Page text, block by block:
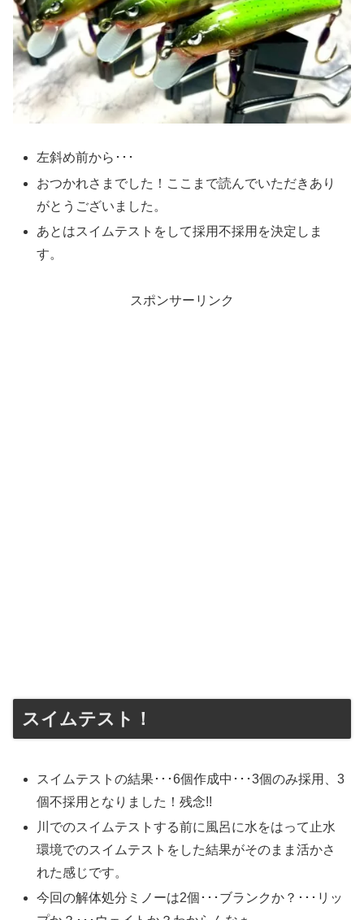
左斜め前から･･･
おつかれさまでした！ここまで読んでいただきあり
がとうございました。
あとはスイムテストをして採用不採用を決定しま
す。
スポンサーリンク
スイムテスト！
スイムテストの結果･･･6個作成中･･･3個のみ採用、3
個不採用となりました！残念!!
川でのスイムテストする前に風呂に水をはって止水
環境でのスイムテストをした結果がそのまま活かさ
れた感じです。
今回の解体処分ミノーは2個･･･ブランクか？･･･リッ